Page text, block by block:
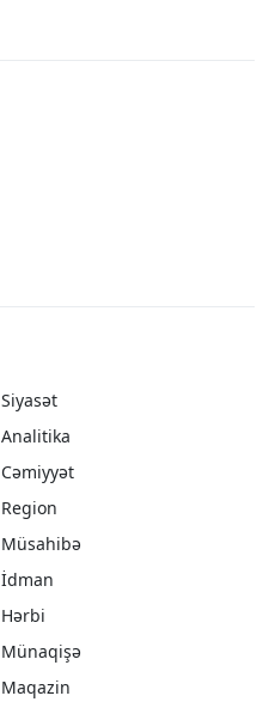
Siyasət
Analitika
Cəmiyyət
Region
Müsahibə
İdman
Hərbi
Münaqişə
Maqazin